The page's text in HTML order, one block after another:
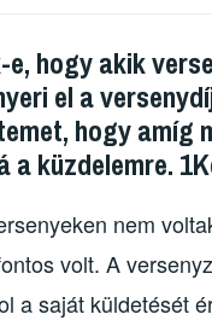
hogy akik
el a
hogy amíg
a küzdelemre.
nem
volt. A
a saját küldetését